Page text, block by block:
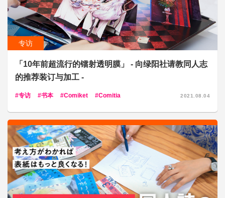
专访
「10年前超流行的镭射透明膜」 - 向绿阳社请教同人志
的推荐装订与加工 -
专访 书本 Comiket Comitia 2021.08.04